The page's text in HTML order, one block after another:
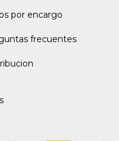
por encargo
frecuentes